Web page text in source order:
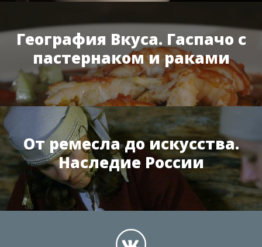
География Вкуса. Гаспачо с
пастернаком и раками
От ремесла до искусства.
Наследие России